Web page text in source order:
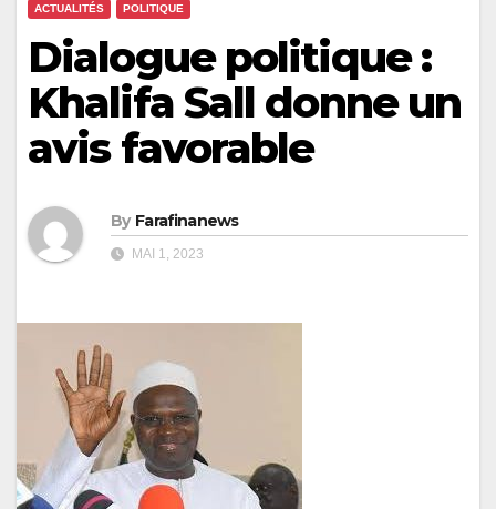
ACTUALITÉS POLITIQUE
Dialogue politique :
Khalifa Sall donne un
avis favorable
By Farafinanews
MAI 1, 2023